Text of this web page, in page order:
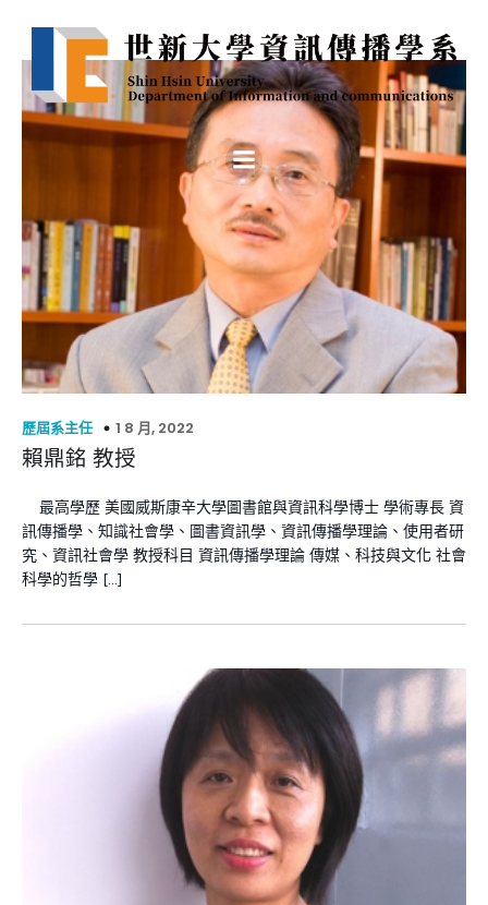
歷屆系主任 1 8 月, 2022
賴鼎銘 教授
最高學歷 美國威斯康辛大學圖書館與資訊科學博士 學術專長 資
訊傳播學、知識社會學、圖書資訊學、資訊傳播學理論、使用者研
究、資訊社會學 教授科目 資訊傳播學理論 傳媒、科技與文化 社會
科學的哲學 […]